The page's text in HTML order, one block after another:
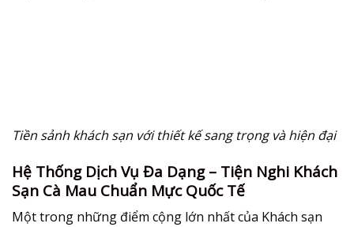
Tiền sảnh khách sạn với thiết kế sang trọng và hiện đại
Hệ Thống Dịch Vụ Đa Dạng – Tiện Nghi Khách
Sạn Cà Mau Chuẩn Mực Quốc Tế
Một trong những điểm cộng lớn nhất của Khách sạn